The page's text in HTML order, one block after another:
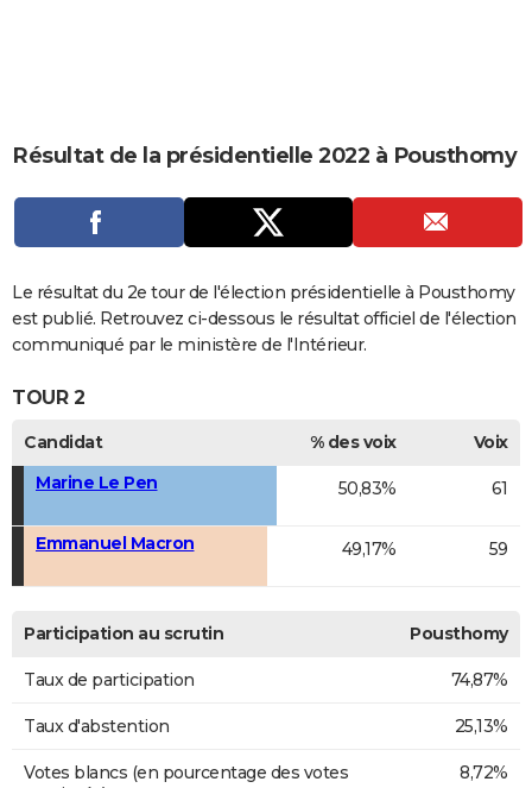
Carte de Noël
Carte Bonne année
Carte Saint-Valentin
Carte Pâques
Carte d'anniversaire
DICTIONNAIRE
COPAINS D'AVANT
Se connecter
Entreprises
Service militaire
Avis de recherche
Résultat de la présidentielle 2022 à Pousthomy
Le résultat du 2e tour de l'élection présidentielle à Pousthomy
est publié. Retrouvez ci-dessous le résultat officiel de l'élection
communiqué par le ministère de l'Intérieur.
TOUR 2
Candidat % des voix
Voix
Marine Le Pen
50,83% 61
Emmanuel Macron 49,17% 59
Participation au scrutin Pousthomy
Taux de participation 74,87%
Taux d'abstention 25,13%
Votes blancs (en pourcentage des votes
8,72%